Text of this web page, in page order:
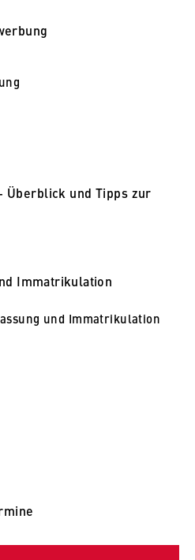
Überblick und Tipps zur
Immatrikulation
und Immatrikulation